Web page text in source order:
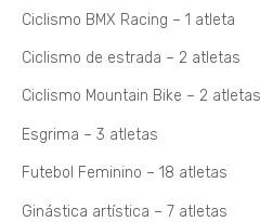
Ciclismo BMX Racing – 1 atleta
Ciclismo de estrada – 2 atletas
Ciclismo Mountain Bike – 2 atletas
Esgrima – 3 atletas
Futebol Feminino – 18 atletas
Ginástica artística – 7 atletas